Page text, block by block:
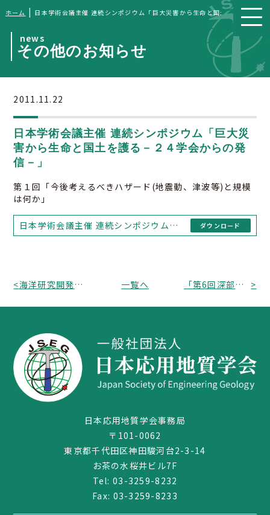
03-3259-8232
ホーム | 日本学術会議主催 連続シンポジウム「巨大災害から生命と国土を護る－２
news
その他のお知らせ
2011.11.22
日本学術会議主催 連続シンポジウム「巨大災
害から生命と国土を護る－２４学会からの発
信－」
第１回「今後考えるべきハザード(地震動、津波等)と規模
は何か」
日本学術会議主催 連続シンポジウム「巨大災害から生命と国土を護る－２４学会からの発信－」 ダウンロード
< 海洋研究開発機構 公開シンポジウム 「地球大変動－世代を超えて伝えたいこと」のおしらせ 一覧へ 「第6回深部地質環境研究コア研究発表会」のおしらせ >
日本応用地質学会事務局
〒101-0062
東京都千代田区神田駿河台2-3-14
お茶の水桜井ビル7F
Tel:03-3259-8232
Fax: 03-3259-8233